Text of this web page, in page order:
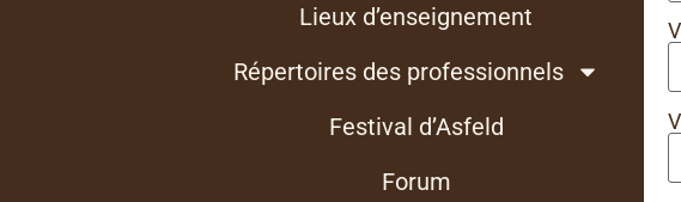
Lieux d’enseignement
Répertoires des professionnels
Festival d’Asfeld
Forum